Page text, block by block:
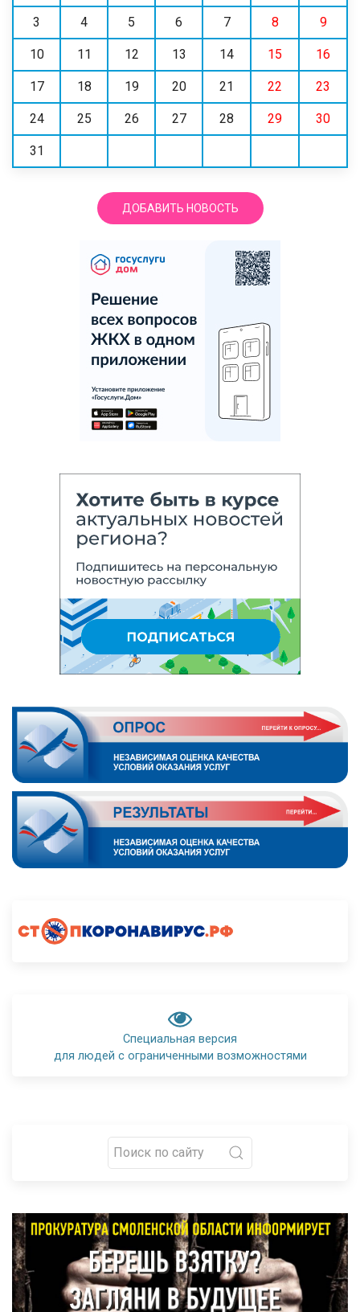
3 4 5 6 7 8 9
10 11 12 13 14 15 16
17 18 19 20 21 22 23
24 25 26 27 28 29 30
31
ДОБАВИТЬ НОВОСТЬ
Специальная версия
для людей с ограниченными возможностями